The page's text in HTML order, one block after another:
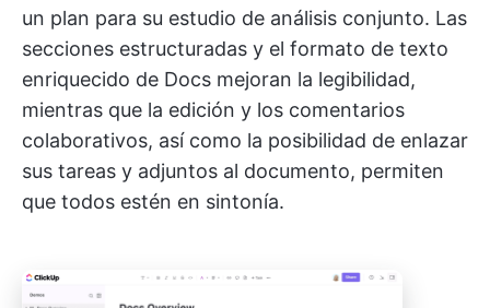
un plan para su estudio de análisis conjunto. Las
secciones estructuradas y el formato de texto
enriquecido de Docs mejoran la legibilidad,
mientras que la edición y los comentarios
colaborativos, así como la posibilidad de enlazar
sus tareas y adjuntos al documento, permiten
que todos estén en sintonía.